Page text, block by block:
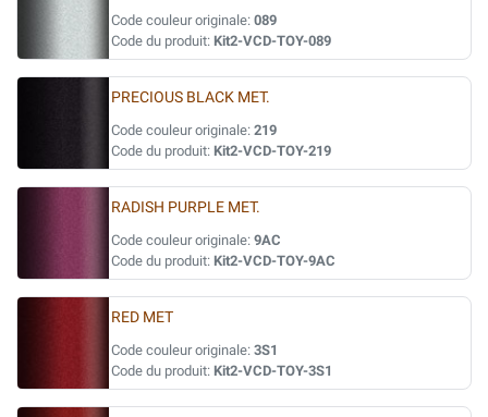
Code couleur originale: 089
Code du produit: Kit2-VCD-TOY-089
PRECIOUS BLACK MET.
Code couleur originale: 219
Code du produit: Kit2-VCD-TOY-219
RADISH PURPLE MET.
Code couleur originale: 9AC
Code du produit: Kit2-VCD-TOY-9AC
RED MET
Code couleur originale: 3S1
Code du produit: Kit2-VCD-TOY-3S1